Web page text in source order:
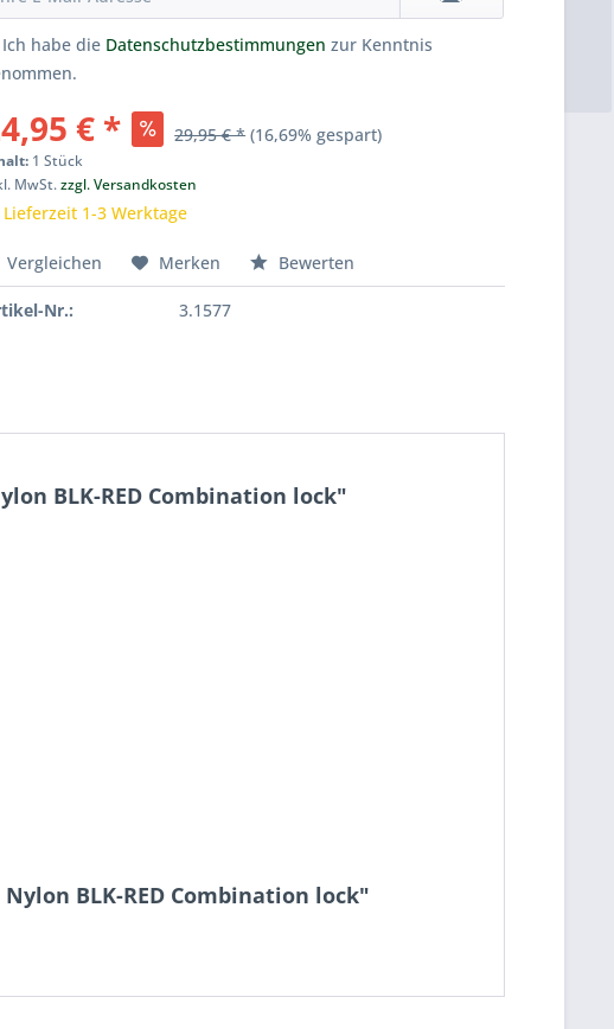
Ich habe die Datenschutzbestimmungen zur Kenntnis
€ * 29,95 € * (16,69% gespart)
1 Stück
MwSt.zzgl. Versandkosten
Lieferzeit 1-3 Werktage
Vergleichen Merken Bewerten
Nr.: 3.1577
BLK-RED Combination lock"
BLK-RED Combination lock"